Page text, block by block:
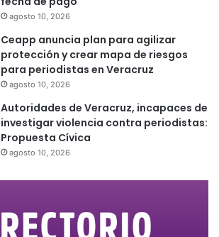
agosto 10, 2026
Ceapp anuncia plan para agilizar
protección y crear mapa de riesgos
para periodistas en Veracruz
agosto 10, 2026
Autoridades de Veracruz, incapaces de
investigar violencia contra periodistas:
Propuesta Cívica
agosto 10, 2026